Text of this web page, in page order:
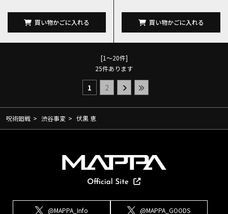
買い物かごに入れる 買い物かごに入れる
[1～20件]
25件あります
1 2
呪術廻戦 > 渋谷事変 > 伏黒 恵
@MAPPA_Info @MAPPA_GOODS